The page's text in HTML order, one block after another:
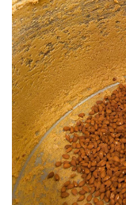
Lägg till
Ny design